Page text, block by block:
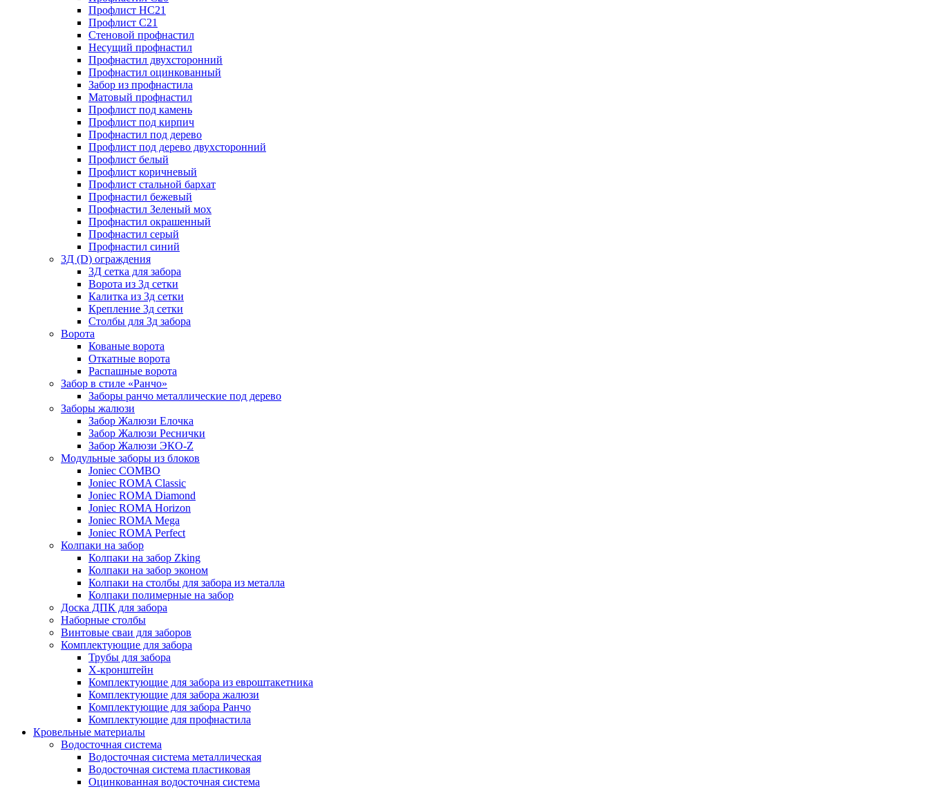
Профлист НС21
Профлист С21
Стеновой профнастил
Несущий профнастил
Профнастил двухсторонний
Профнастил оцинкованный
Забор из профнастила
Матовый профнастил
Профлист под камень
Профлист под кирпич
Профнастил под дерево
Профлист под дерево двухсторонний
Профлист белый
Профлист коричневый
Профлист стальной бархат
Профнастил бежевый
Профнастил Зеленый мох
Профнастил окрашенный
Профнастил серый
Профнастил синий
3Д (D) ограждения
3Д сетка для забора
Ворота из 3д сетки
Калитка из 3д сетки
Крепление 3д сетки
Столбы для 3д забора
Ворота
Кованые ворота
Откатные ворота
Распашные ворота
Забор в стиле «Ранчо»
Заборы ранчо металлические под дерево
Заборы жалюзи
Забор Жалюзи Елочка
Забор Жалюзи Реснички
Забор Жалюзи ЭКО-Z
Модульные заборы из блоков
Joniec COMBO
Joniec ROMA Classic
Joniec ROMA Diamond
Joniec ROMA Horizon
Joniec ROMA Mega
Joniec ROMA Perfect
Колпаки на забор
Колпаки на забор Zking
Колпаки на забор эконом
Колпаки на столбы для забора из металла
Колпаки полимерные на забор
Доска ДПК для забора
Наборные столбы
Винтовые сваи для заборов
Комплектующие для забора
Трубы для забора
Х-кронштейн
Комплектующие для забора из евроштакетника
Комплектующие для забора жалюзи
Комплектующие для забора Ранчо
Комплектующие для профнастила
Кровельные материалы
Водосточная система
Водосточная система металлическая
Водосточная система пластиковая
Оцинкованная водосточная система